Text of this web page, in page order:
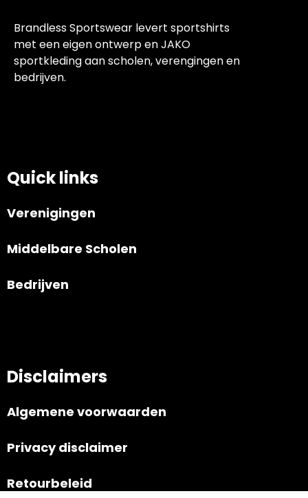
Brandless Sportswear levert sportshirts
met een eigen ontwerp en JAKO
sportkleding aan scholen, verengingen en
bedrijven.
Quick links
Verenigingen
Middelbare Scholen
Bedrijven
Disclaimers
Algemene voorwaarden
Privacy disclaimer
Retourbeleid